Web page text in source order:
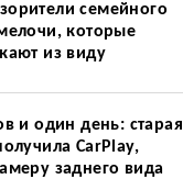
семейного
которые
из виду
и один день: старая
CarPlay,
заднего вида